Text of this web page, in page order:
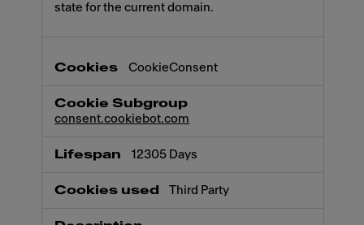
state for the current domain.
CookieConsent
consent.cookiebot.com
12305 Days
Third Party